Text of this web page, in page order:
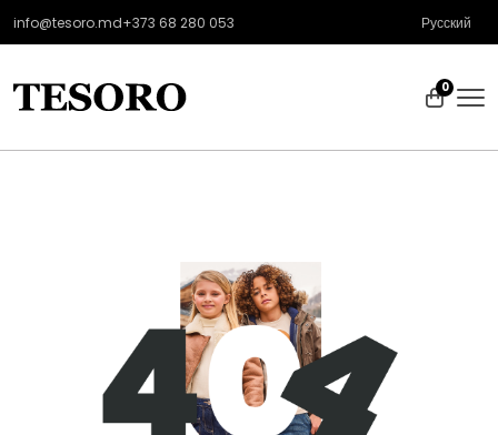
info@tesoro.md+373 68 280 053 Русский
0